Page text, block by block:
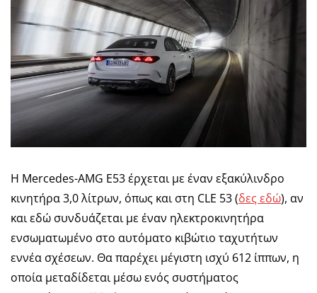
Η Mercedes-AMG E53 έρχεται με έναν εξακύλινδρο
κινητήρα 3,0 λίτρων, όπως και στη CLE 53 (δες εδώ), αν
και εδώ συνδυάζεται με έναν ηλεκτροκινητήρα
ενσωματωμένο στο αυτόματο κιβώτιο ταχυτήτων
εννέα σχέσεων. Θα παρέχει μέγιστη ισχύ 612 ίππων, η
οποία μεταδίδεται μέσω ενός συστήματος